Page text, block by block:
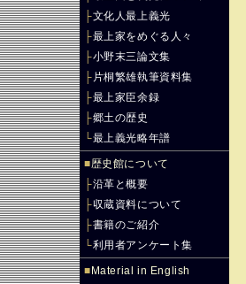
├文化人最上義光
├最上家をめぐる人々
├小野末三論文集
├ 片桐繁雄執筆資料集
├最上家臣余録
├郷土の歴史
└最上義光略年譜
■歴史館について
├沿革と概要
├収蔵資料について
├書籍のご紹介
└利用者アンケート集
■ Material in English